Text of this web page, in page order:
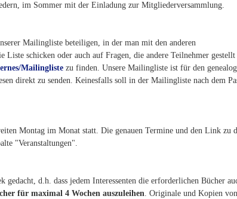
im Sommer mit der Einladung zur Mitgliederversammlung.
Mailingliste beteiligen, in der man mit den anderen
schicken oder auch auf Fragen, die andere Teilnehmer gestellt
Mailingliste zu finden. Unsere Mailingliste ist für den
direkt zu senden. Keinesfalls soll in der Mailingliste nach dem
Montag im Monat statt. Die genauen Termine und den Link zu
"Veranstaltungen".
d.h. dass jedem Interessenten die erforderlichen Bücher
für maximal 4 Wochen auszuleihen. Originale und Kopien von